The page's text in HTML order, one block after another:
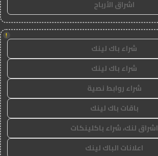
اشراق الأرباح
!
شراء باك لينك
شراء باك لينك
شراء روابط نصية
باقات باك لينك
اشراق لنك، شراء باكلينكات
اعلانات الباك لينك